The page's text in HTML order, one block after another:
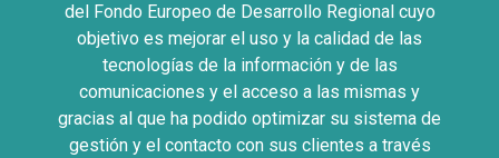
del Fondo Europeo de Desarrollo Regional cuyo
objetivo es mejorar el uso y la calidad de las
tecnologías de la información y de las
comunicaciones y el acceso a las mismas y
gracias al que ha podido optimizar su sistema de
gestión y el contacto con sus clientes a través